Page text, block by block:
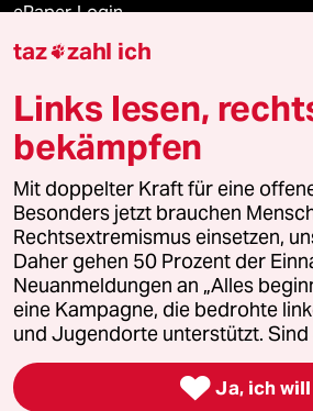
ePaper Login
Downloads für Abonnierende
© 2026 taz Verlags und Vertriebs
Alle Rechte vorbehalten. Bei rechtlichen
wenden Sie sich bitte an
lizenzen@taz.de
Feedback Redaktionsstatut
Leitlinie Informant Datenschutz
Seitenwende Einwilligungen
taz zahl ich
Links lesen,
bekämpfen
Mit doppelter Kraft für eine
Besonders jetzt brauchen
Rechtsextremismus einsetzen,
Daher gehen 50 Prozent der
Neuanmeldungen an „Alles
eine Kampagne, die bedrohte
und Jugendorte unterstützt. Sind
 Ja, ich will